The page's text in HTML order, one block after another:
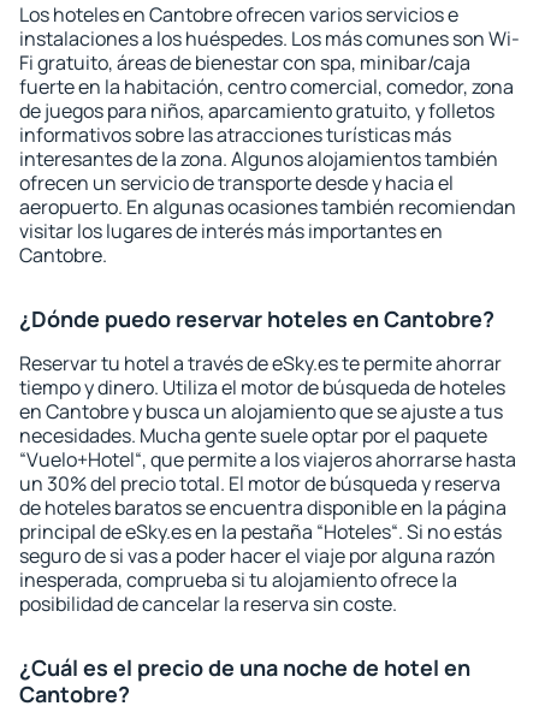
Los hoteles en Cantobre ofrecen varios servicios e
instalaciones a los huéspedes. Los más comunes son Wi-
Fi gratuito, áreas de bienestar con spa, minibar/caja
fuerte en la habitación, centro comercial, comedor, zona
de juegos para niños, aparcamiento gratuito, y folletos
informativos sobre las atracciones turísticas más
interesantes de la zona. Algunos alojamientos también
ofrecen un servicio de transporte desde y hacia el
aeropuerto. En algunas ocasiones también recomiendan
visitar los lugares de interés más importantes en
Cantobre.
¿Dónde puedo reservar hoteles en Cantobre?
Reservar tu hotel a través de eSky.es te permite ahorrar
tiempo y dinero. Utiliza el motor de búsqueda de hoteles
en Cantobre y busca un alojamiento que se ajuste a tus
necesidades. Mucha gente suele optar por el paquete
“Vuelo+Hotel“, que permite a los viajeros ahorrarse hasta
un 30% del precio total. El motor de búsqueda y reserva
de hoteles baratos se encuentra disponible en la página
principal de eSky.es en la pestaña “Hoteles“. Si no estás
seguro de si vas a poder hacer el viaje por alguna razón
inesperada, comprueba si tu alojamiento ofrece la
posibilidad de cancelar la reserva sin coste.
¿Cuál es el precio de una noche de hotel en
Cantobre?